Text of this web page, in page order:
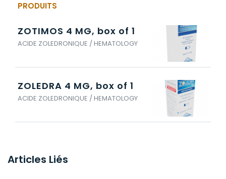
PRODUITS
ZOTIMOS 4 MG, box of 1
ACIDE ZOLEDRONIQUE / HEMATOLOGY
ZOLEDRA 4 MG, box of 1
ACIDE ZOLEDRONIQUE / HEMATOLOGY
Articles Liés